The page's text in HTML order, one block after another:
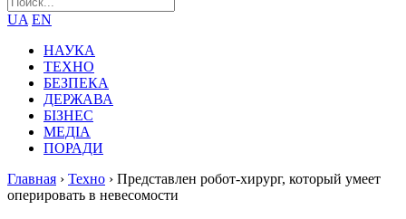
UA EN
НАУКА
ТЕХНО
БЕЗПЕКА
ДЕРЖАВА
БІЗНЕС
МЕДІА
ПОРАДИ
Главная › Техно › Представлен робот-хирург, который умеет
оперировать в невесомости